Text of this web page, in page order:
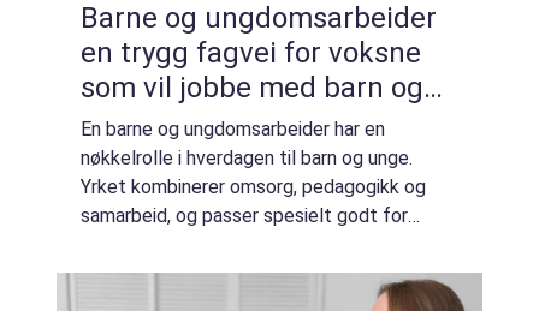
Barne og ungdomsarbeider
en trygg fagvei for voksne
som vil jobbe med barn og
unge
En barne og ungdomsarbeider har en
nøkkelrolle i hverdagen til barn og unge.
Yrket kombinerer omsorg, pedagogikk og
samarbeid, og passer spesielt godt for
barnehage, skole eller fritidstilbud med eller